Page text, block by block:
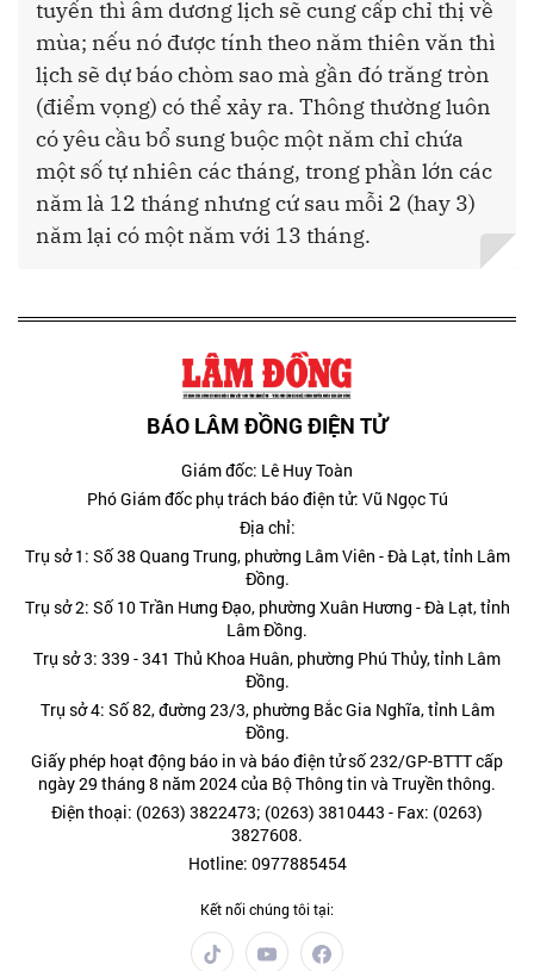
tuyến thì âm dương lịch sẽ cung cấp chỉ thị về
mùa; nếu nó được tính theo năm thiên văn thì
lịch sẽ dự báo chòm sao mà gần đó trăng tròn
(điểm vọng) có thể xảy ra. Thông thường luôn
có yêu cầu bổ sung buộc một năm chỉ chứa
một số tự nhiên các tháng, trong phần lớn các
năm là 12 tháng nhưng cứ sau mỗi 2 (hay 3)
năm lại có một năm với 13 tháng.
BÁO LÂM ĐỒNG ĐIỆN TỬ
Giám đốc: Lê Huy Toàn
Phó Giám đốc phụ trách báo điện tử: Vũ Ngọc Tú
Địa chỉ:
Trụ sở 1: Số 38 Quang Trung, phường Lâm Viên - Đà Lạt, tỉnh Lâm
Đồng.
Trụ sở 2: Số 10 Trần Hưng Đạo, phường Xuân Hương - Đà Lạt, tỉnh
Lâm Đồng.
Trụ sở 3: 339 - 341 Thủ Khoa Huân, phường Phú Thủy, tỉnh Lâm
Đồng.
Trụ sở 4: Số 82, đường 23/3, phường Bắc Gia Nghĩa, tỉnh Lâm
Đồng.
Giấy phép hoạt động báo in và báo điện tử số 232/GP-BTTT cấp
ngày 29 tháng 8 năm 2024 của Bộ Thông tin và Truyền thông.
Điện thoại: (0263) 3822473; (0263) 3810443 - Fax: (0263)
3827608.
Hotline: 0977885454
Kết nối chúng tôi tại: